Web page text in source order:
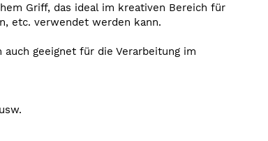
Griff, das ideal im kreativen Bereich für
etc. verwendet werden kann.
geeignet für die Verarbeitung im